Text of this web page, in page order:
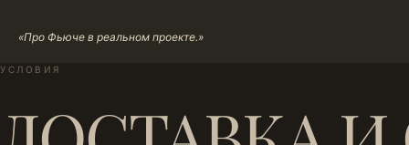
«Про Фьюче в реальном проекте.»
УСЛОВИЯ